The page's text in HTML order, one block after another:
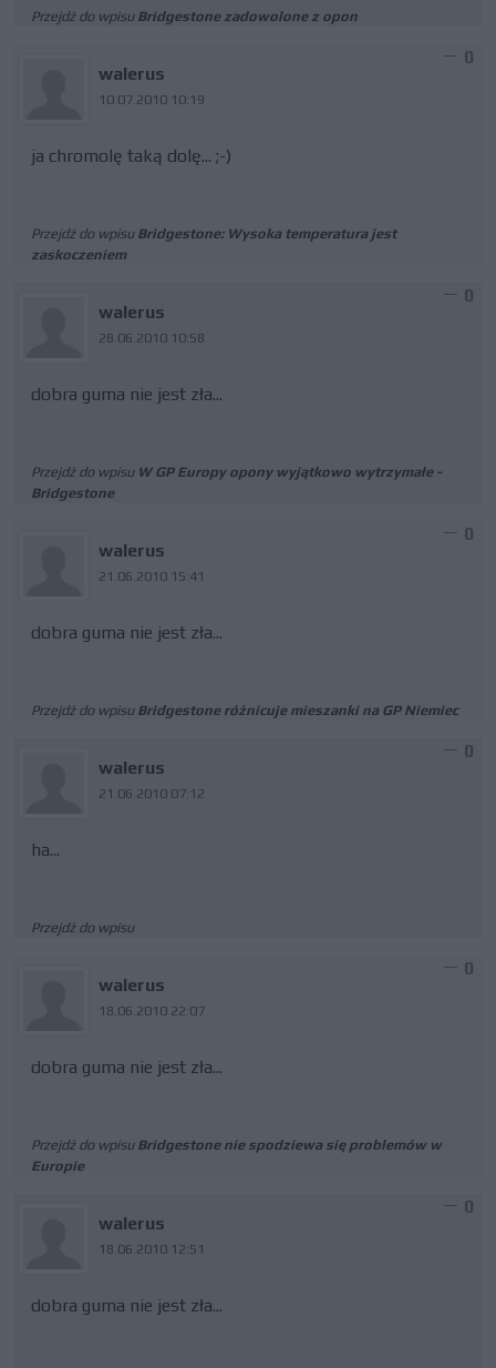
Przejdź do wpisu Bridgestone zadowolone z opon
walerus
10.07.2010 10:19
0
ja chromolę taką dolę... ;-)
Przejdź do wpisu Bridgestone: Wysoka temperatura jest
zaskoczeniem
walerus
28.06.2010 10:58
0
dobra guma nie jest zła...
Przejdź do wpisu W GP Europy opony wyjątkowo wytrzymałe -
Bridgestone
walerus
21.06.2010 15:41
0
dobra guma nie jest zła...
Przejdź do wpisu Bridgestone różnicuje mieszanki na GP Niemiec
walerus
21.06.2010 07:12
0
ha...
Przejdź do wpisu
walerus
18.06.2010 22:07
0
dobra guma nie jest zła...
Przejdź do wpisu Bridgestone nie spodziewa się problemów w
Europie
walerus
18.06.2010 12:51
0
dobra guma nie jest zła...